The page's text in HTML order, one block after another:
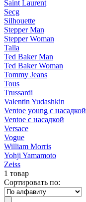
Saint Laurent
Secg
Silhouette
Stepper Man
Stepper Woman
Talla
Ted Baker Man
Ted Baker Woman
Tommy Jeans
Tous
Trussardi
Valentin Yudashkin
Ventoe young с насадкой
Ventoe с насадкой
Versace
Vogue
William Morris
Yohji Yamamoto
Zeiss
1 товар
Сортировать по: